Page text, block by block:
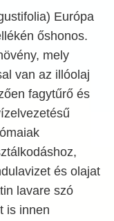
Európa
őshonos.
mely
van az illóolaj
fagytűrő és
és olajat
lavare szó
is innen